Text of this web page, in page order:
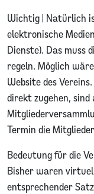
Wichtig | Natürlich
elektronische
Dienste). Das muss
regeln. Möglich
Website des
direkt zugehen,
Termin die
Bedeutung für die
Bisher waren
entsprechender